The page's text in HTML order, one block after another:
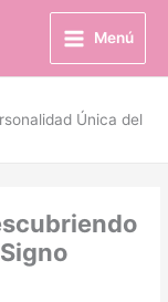
Menú
Única del